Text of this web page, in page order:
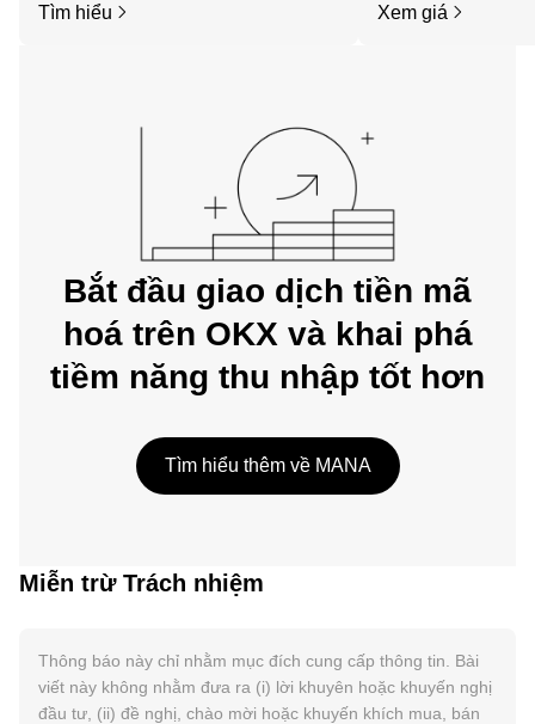
dụng di động OKX hoặc ngay tại đây
Tìm hiểu Xem giá
Bắt đầu giao dịch tiền mã
hoá trên OKX và khai phá
tiềm năng thu nhập tốt hơn
Tìm hiểu thêm về MANA
Miễn trừ Trách nhiệm
Thông báo này chỉ nhằm mục đích cung cấp thông tin. Bài
viết này không nhằm đưa ra (i) lời khuyên hoặc khuyến nghị
đầu tư, (ii) đề nghị, chào mời hoặc khuyến khích mua, bán